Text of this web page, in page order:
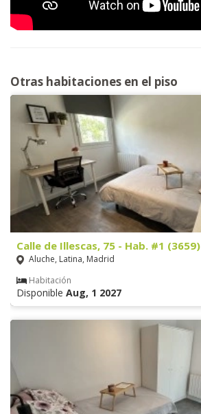
Otras habitaciones en el piso
Calle de Illescas, 75 - Hab. #1 (3659)
Aluche, Latina, Madrid
Habitación
Disponible Aug, 1 2027